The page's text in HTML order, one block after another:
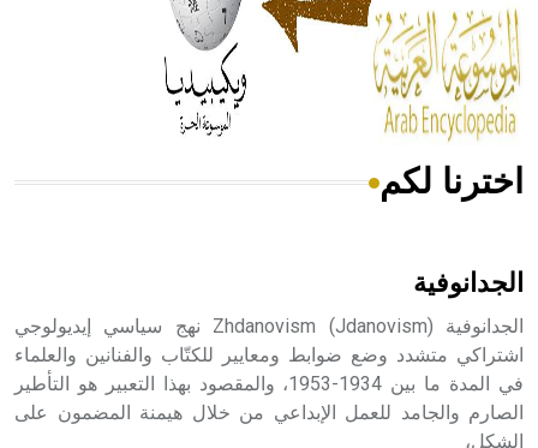
- هل تعلم أن المرجان إفراز حيواني يتكون في البحر ويتركب
من مادة كربونات الكلسيوم، وهو أحمر أو شديد الحمرة وهو
أجود أنواعه، ويمتاز بكبر الحجم ويسمى الش
هل تعلم أن الأبسيد كلمة فرنسية اللفظ تم اعتمادها مصطلحاً
- هل تعلم أن أبجر Abgar اسم معروف جيداً يعود إلى عدد من
الملوك الذين حكموا مدينة إديسا (الرها) من أبجر الأول وحتى
اخترنا لكم
الجدانوفية
الجدانوفية Zhdanovism (Jdanovism) نهج سياسي إيديولوجي
اشتراكي متشدد وضع ضوابط ومعايير للكتّاب والفنانين والعلماء
في المدة ما بين 1934-1953، والمقصود بهذا التعبير هو التأطير
الصارم والجامد للعمل الإبداعي من خلال هيمنة المضمون على
الشكل،